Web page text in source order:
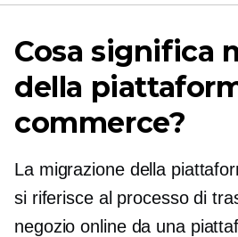
Cosa significa
della
commerce?
La migrazione della
si riferisce al processo di
negozio online da una